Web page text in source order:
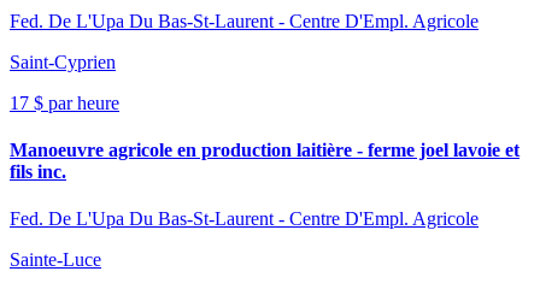
Fed. De L'Upa Du Bas-St-Laurent - Centre D'Empl. Agricole
Saint-Cyprien
17 $ par heure
Manoeuvre agricole en production laitière - ferme joel lavoie et
fils inc.
Fed. De L'Upa Du Bas-St-Laurent - Centre D'Empl. Agricole
Sainte-Luce